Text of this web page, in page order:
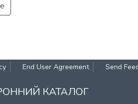
End User Agreement Send
КАТАЛОГ